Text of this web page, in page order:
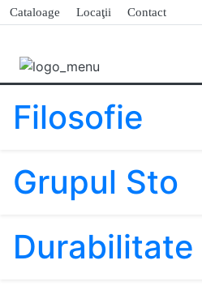
Cataloage Locaţii Contact
Filosofie
Grupul Sto
Durabilitate